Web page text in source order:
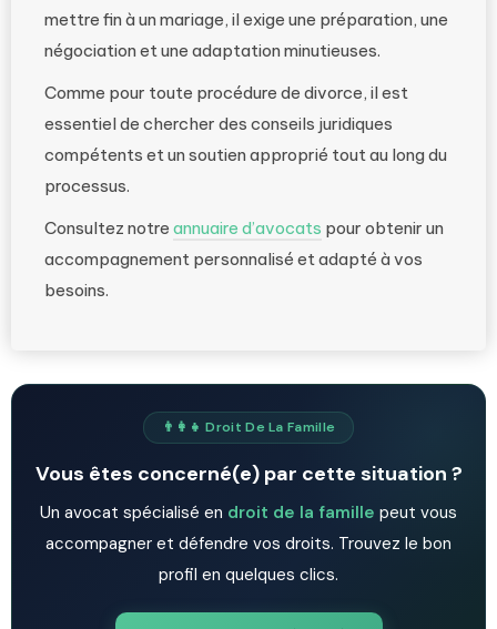
mettre fin à un mariage, il exige une préparation, une
négociation et une adaptation minutieuses.
Comme pour toute procédure de divorce, il est
essentiel de chercher des conseils juridiques
compétents et un soutien approprié tout au long du
processus.
Consultez notre annuaire d’avocats pour obtenir un
accompagnement personnalisé et adapté à vos
besoins.
👨‍👩‍👧 Droit De La Famille
Vous êtes concerné(e) par cette situation ?
Un avocat spécialisé en droit de la famille peut vous
accompagner et défendre vos droits. Trouvez le bon
profil en quelques clics.